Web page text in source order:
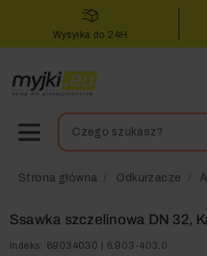
Wysyłka do 24H
Strona główna Odkurzacze
Ssawka szczelinowa DN 32,
Indeks: 69034030 | 6.903-403.0